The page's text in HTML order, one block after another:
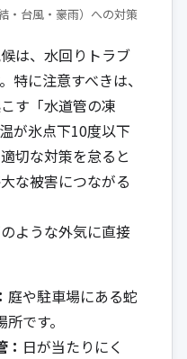
・台風・豪雨）への対策
は、水回りトラブ
特に注意すべきは、
す「水道管の凍
が氷点下10度以下
切な対策を怠ると
な被害につながる
ような外気に直接
庭や駐車場にある蛇
です。
日が当たりにく